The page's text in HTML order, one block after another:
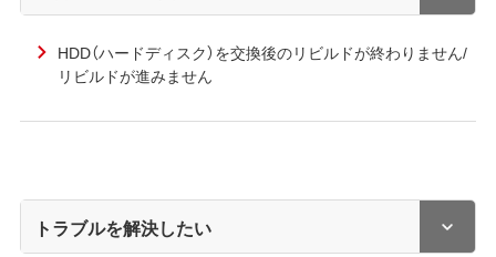
HDD（ハードディスク）を交換後のリビルドが終わりません/
リビルドが進みません
トラブルを解決したい